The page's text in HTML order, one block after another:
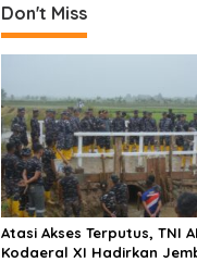
n
a
v
i
g
a
t
i
Don't Miss
Atasi Akses Terputus, TNI
Kodaeral XI Hadirkan